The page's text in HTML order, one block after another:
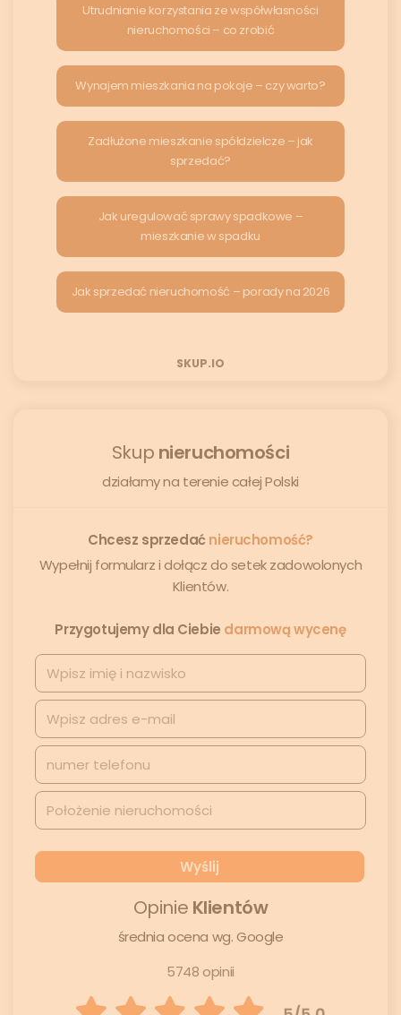
Utrudnianie korzystania ze współwłasności
nieruchomości – co zrobić
Wynajem mieszkania na pokoje – czy warto?
Zadłużone mieszkanie spółdzielcze – jak
sprzedać?
Jak uregulować sprawy spadkowe –
mieszkanie w spadku
Jak sprzedać nieruchomość – porady na 2026
SKUP.IO
Skup nieruchomości
działamy na terenie całej Polski
Chcesz sprzedaćnieruchomość?
Wypełnij formularz i dołącz do setek zadowolonych
Klientów.
Przygotujemy dla Ciebie darmową wycenę
Opinie Klientów
średnia ocena wg. Google
5748 opinii